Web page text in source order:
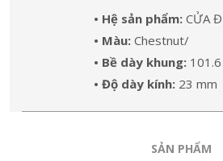
• Hệ sản phẩm: CỬA
• Màu:Chestnut/
• Bề dày khung:101.6
• Độ dày kính:23 mm
SẢN PHẨM